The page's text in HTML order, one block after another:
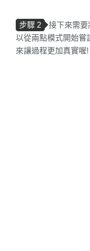
步驟 2
接下來需要
以從兩點模式開始嘗
來讓過程更加真實喔!